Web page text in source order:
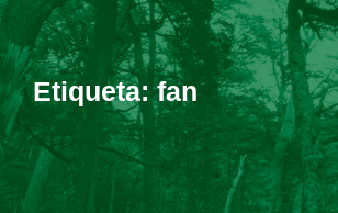
Etiqueta:fan